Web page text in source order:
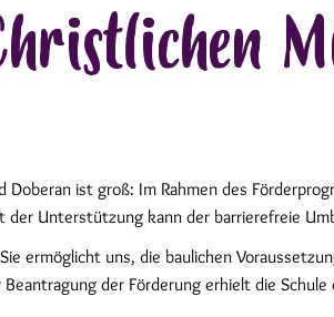
ist groß: Im Rahmen des
Unterstützung kann der barrierefreie
ermöglicht uns, die baulichen
der Förderung erhielt die